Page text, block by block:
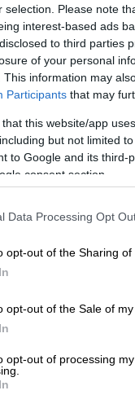
selection. Please note
interest-based ads
to third parties
of your personal
This information may
Participants that may
that this website/app
but not limited
to Google and its
consent section.
Data Processing Opt
opt-out of the Sharing
opt-out of the Sale of
opt-out of processing
από την